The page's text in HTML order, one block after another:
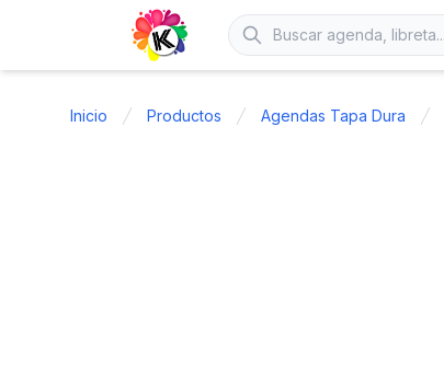
Inicio Productos Agendas Tapa Dura